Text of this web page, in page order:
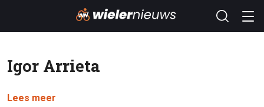
Igor Arrieta
Lees meer